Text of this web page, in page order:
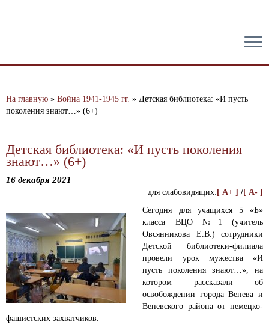
На главную » Война 1941-1945 гг. » Детская библиотека: «И пусть
поколения знают…» (6+)
Детская библиотека: «И пусть поколения
знают…» (6+)
16 декабря 2021
для слабовидящих: [ A+ ] /[ A- ]
Сегодня для учащихся 5 «Б»
класса ВЦО №1(учитель
Овсянникова Е.В.) сотрудники
Детской библиотеки-филиала
провели урок мужества «И
пусть поколения знают…», на
котором рассказали об
освобождении города Венева и
Веневского района от немецко-
фашистских захватчиков.